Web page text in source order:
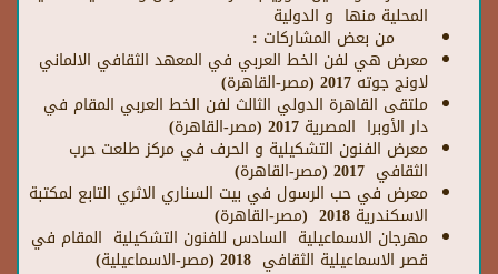
المحلية منها و الدولية
من بعض المشاركات :
معرض هي لفن الخط العربي في المعهد الثقافي الالماني
لاونج جوته 2017 (مصر-القاهرة)
ملتقى القاهرة الدولي الثالث لفن الخط العربي المقام في
دار الأوبرا المصرية 2017 (مصر-القاهرة)
معرض الفنون التشكيلية و الحرف في مركز طلعت حرب
الثقافي 2017 (مصر-القاهرة)
معرض في حب الرسول في بيت السناري الاثري التابع لمكتبة
الاسكندرية 2018 (مصر-القاهرة)
مهرجان الاسماعيلية السادس للفنون التشكيلية المقام في
قصر الاسماعيلية الثقافي 2018 (مصر-الاسماعيلية)